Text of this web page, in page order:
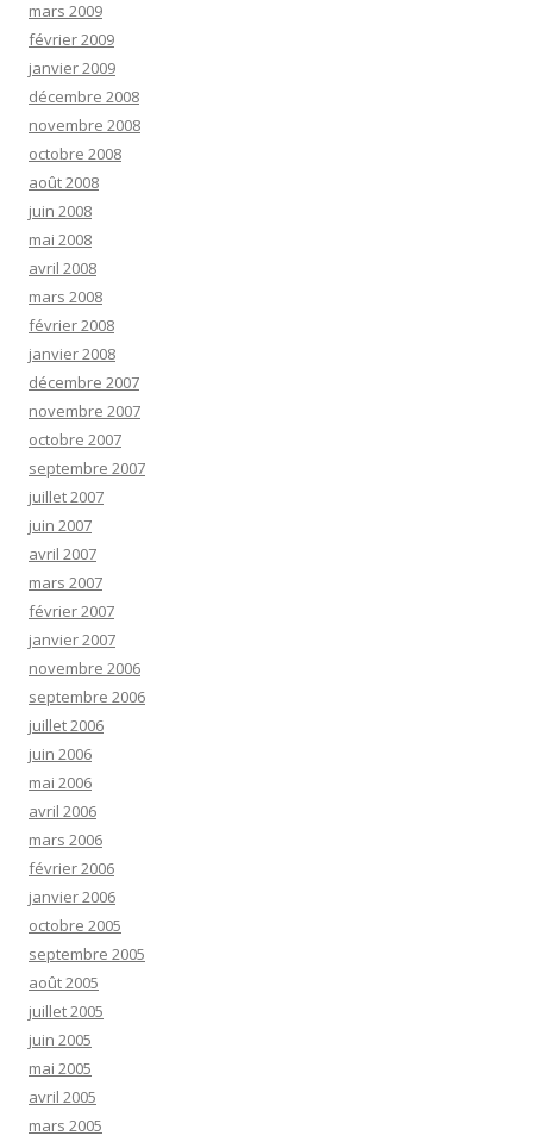
mars 2009
février 2009
janvier 2009
décembre 2008
novembre 2008
octobre 2008
août 2008
juin 2008
mai 2008
avril 2008
mars 2008
février 2008
janvier 2008
décembre 2007
novembre 2007
octobre 2007
septembre 2007
juillet 2007
juin 2007
avril 2007
mars 2007
février 2007
janvier 2007
novembre 2006
septembre 2006
juillet 2006
juin 2006
mai 2006
avril 2006
mars 2006
février 2006
janvier 2006
octobre 2005
septembre 2005
août 2005
juillet 2005
juin 2005
mai 2005
avril 2005
mars 2005